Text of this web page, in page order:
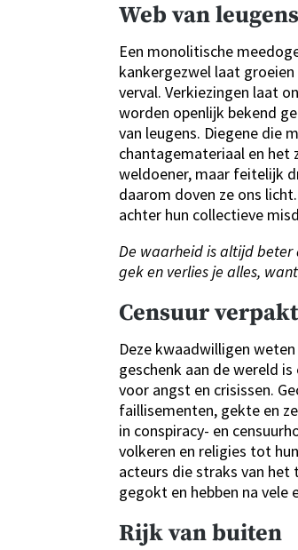
Web van leugens
Een monolitische
kankergezwel laat
verval. Verkiezingen laat
worden openlijk bekend
van leugens. Diegene die
chantagemateriaal en het
weldoener, maar feitelijk
daarom doven ze ons
achter hun collectieve
De waarheid is altijd beter
gek en verlies je alles,
Censuur
Deze kwaadwilligen
geschenk aan de wereld
voor angst en crisissen.
faillisementen, gekte en
in conspiracy- en
volkeren en religies tot
acteurs die straks van het
gegokt en hebben na vele
Rijk van buiten